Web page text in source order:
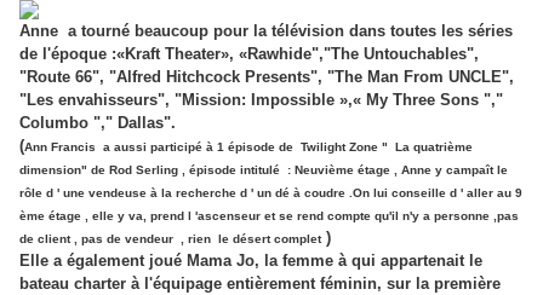
Anne a tourné beaucoup pour la télévision dans toutes les séries
de l'époque :«Kraft Theater», «Rawhide","The Untouchables",
"Route 66", "Alfred Hitchcock Presents", "The Man From UNCLE",
"Les envahisseurs", "Mission: Impossible »,« My Three Sons ","
Columbo "," Dallas".
(Ann Francis a aussi participé à 1 épisode de Twilight Zone " La quatrième
dimension" de Rod Serling , épisode intitulé : Neuvième étage , Anne y campaît le
rôle d ' une vendeuse à la recherche d ' un dé à coudre .On lui conseille d ' aller au 9
ème étage , elle y va, prend l 'ascenseur et se rend compte qu'il n'y a personne ,pas
de client , pas de vendeur , rien le désert complet)
Elle a également joué Mama Jo, la femme à qui appartenait le
bateau charter à l'équipage entièrement féminin, sur la première